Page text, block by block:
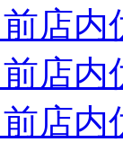
店内
店内
店内